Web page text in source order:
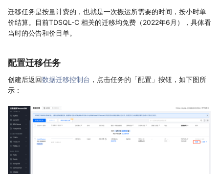
迁移任务是按量计费的，也就是一次搬运所需要的时间，按小时单
价结算。目前TDSQL-C 相关的迁移均免费（2022年6月），具体看
当时的公告和价目单。
配置迁移任务
创建后返回数据迁移控制台 ，点击任务的「配置」按钮，如下图所
示：